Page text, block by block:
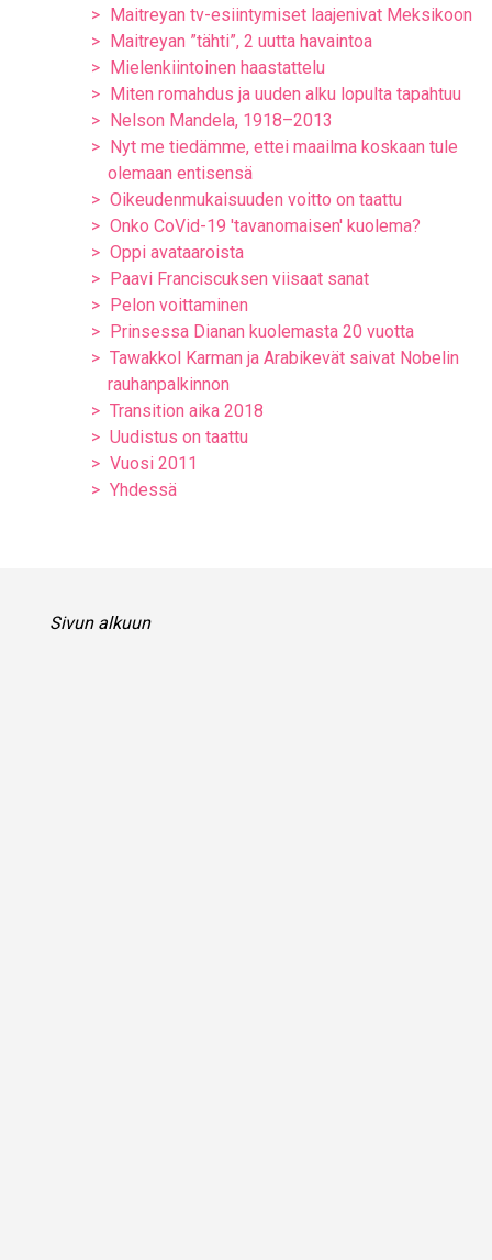
Maitreyan tv-esiintymiset laajenivat Meksikoon
Maitreyan ”tähti”, 2 uutta havaintoa
Mielenkiintoinen haastattelu
Miten romahdus ja uuden alku lopulta tapahtuu
Nelson Mandela, 1918–2013
Nyt me tiedämme, ettei maailma koskaan tule
olemaan entisensä
Oikeudenmukaisuuden voitto on taattu
Onko CoVid-19 'tavanomaisen' kuolema?
Oppi avataaroista
Paavi Franciscuksen viisaat sanat
Pelon voittaminen
Prinsessa Dianan kuolemasta 20 vuotta
Tawakkol Karman ja Arabikevät saivat Nobelin
rauhanpalkinnon
Transition aika 2018
Uudistus on taattu
Vuosi 2011
Yhdessä
Sivun alkuun